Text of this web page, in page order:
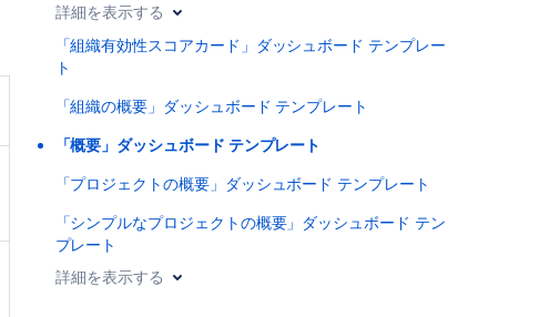
詳細を表示する
「組織有効性スコアカード」ダッシュボード テンプレー
ト
「組織の概要」ダッシュボード テンプレート
「概要」ダッシュボード テンプレート
「プロジェクトの概要」ダッシュボード テンプレート
「シンプルなプロジェクトの概要」ダッシュボード テン
プレート
詳細を表示する